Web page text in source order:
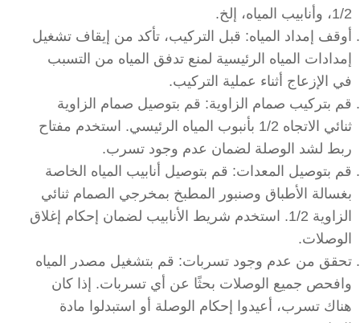
1/2، وأنابيب المياه، إلخ.
أوقف إمداد المياه: قبل التركيب، تأكد من إيقاف تشغيل
إمدادات المياه الرئيسية لمنع تدفق المياه من التسبب
في الإزعاج أثناء عملية التركيب.
قم بتركيب صمام الزاوية: قم بتوصيل صمام الزاوية
ثنائي الاتجاه 1/2 بأنبوب المياه الرئيسي. استخدم مفتاح
ربط لشد الوصلة لضمان عدم وجود تسرب.
قم بتوصيل المعدات: قم بتوصيل أنابيب المياه الخاصة
بغسالة الأطباق وصنبور المطبخ بمخرجي الصمام ثنائي
الزاوية 1/2. استخدم شريط الأنابيب لضمان إحكام إغلاق
الوصلات.
تحقق من عدم وجود تسربات: قم بتشغيل مصدر المياه
وافحص جميع الوصلات بحثًا عن أي تسربات. إذا كان
هناك تسرب، أعيدوا إحكام الوصلة أو استبدلوا مادة